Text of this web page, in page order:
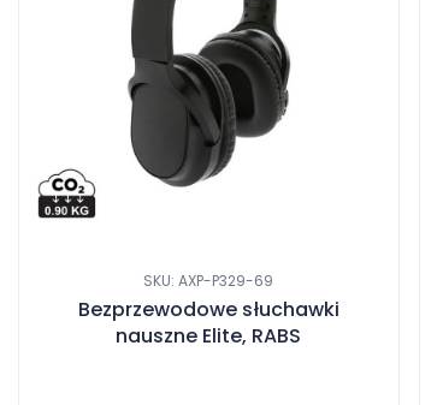
SKU: AXP-P329-69
Bezprzewodowe słuchawki
nauszne Elite, RABS